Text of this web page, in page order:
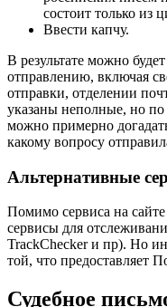
состоит только из
Ввести капчу.
В результате можно
отправлению, включая
отправки, отделении
указаны неполные, но по
можно примерно
какому вопросу
Альтернативные
Помимо сервиса на
сервисы для
TrackChecker и пр). Но
той, что предоставляет
Судебное